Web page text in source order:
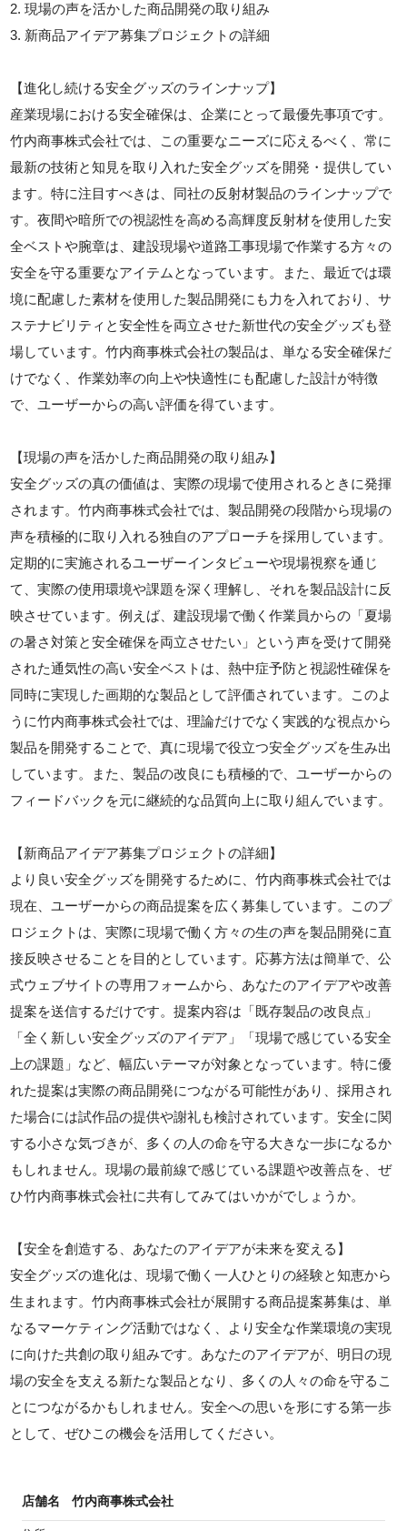
2. 現場の声を活かした商品開発の取り組み
3. 新商品アイデア募集プロジェクトの詳細
【進化し続ける安全グッズのラインナップ】
産業現場における安全確保は、企業にとって最優先事項です。
竹内商事株式会社では、この重要なニーズに応えるべく、常に
最新の技術と知見を取り入れた安全グッズを開発・提供してい
ます。特に注目すべきは、同社の反射材製品のラインナップで
す。夜間や暗所での視認性を高める高輝度反射材を使用した安
全ベストや腕章は、建設現場や道路工事現場で作業する方々の
安全を守る重要なアイテムとなっています。また、最近では環
境に配慮した素材を使用した製品開発にも力を入れており、サ
ステナビリティと安全性を両立させた新世代の安全グッズも登
場しています。竹内商事株式会社の製品は、単なる安全確保だ
けでなく、作業効率の向上や快適性にも配慮した設計が特徴
で、ユーザーからの高い評価を得ています。
【現場の声を活かした商品開発の取り組み】
安全グッズの真の価値は、実際の現場で使用されるときに発揮
されます。竹内商事株式会社では、製品開発の段階から現場の
声を積極的に取り入れる独自のアプローチを採用しています。
定期的に実施されるユーザーインタビューや現場視察を通じ
て、実際の使用環境や課題を深く理解し、それを製品設計に反
映させています。例えば、建設現場で働く作業員からの「夏場
の暑さ対策と安全確保を両立させたい」という声を受けて開発
された通気性の高い安全ベストは、熱中症予防と視認性確保を
同時に実現した画期的な製品として評価されています。このよ
うに竹内商事株式会社では、理論だけでなく実践的な視点から
製品を開発することで、真に現場で役立つ安全グッズを生み出
しています。また、製品の改良にも積極的で、ユーザーからの
フィードバックを元に継続的な品質向上に取り組んでいます。
【新商品アイデア募集プロジェクトの詳細】
より良い安全グッズを開発するために、竹内商事株式会社では
現在、ユーザーからの商品提案を広く募集しています。このプ
ロジェクトは、実際に現場で働く方々の生の声を製品開発に直
接反映させることを目的としています。応募方法は簡単で、公
式ウェブサイトの専用フォームから、あなたのアイデアや改善
提案を送信するだけです。提案内容は「既存製品の改良点」
「全く新しい安全グッズのアイデア」「現場で感じている安全
上の課題」など、幅広いテーマが対象となっています。特に優
れた提案は実際の商品開発につながる可能性があり、採用され
た場合には試作品の提供や謝礼も検討されています。安全に関
する小さな気づきが、多くの人の命を守る大きな一歩になるか
もしれません。現場の最前線で感じている課題や改善点を、ぜ
ひ竹内商事株式会社に共有してみてはいかがでしょうか。
【安全を創造する、あなたのアイデアが未来を変える】
安全グッズの進化は、現場で働く一人ひとりの経験と知恵から
生まれます。竹内商事株式会社が展開する商品提案募集は、単
なるマーケティング活動ではなく、より安全な作業環境の実現
に向けた共創の取り組みです。あなたのアイデアが、明日の現
場の安全を支える新たな製品となり、多くの人々の命を守るこ
とにつながるかもしれません。安全への思いを形にする第一歩
として、ぜひこの機会を活用してください。
店舗名 竹内商事株式会社